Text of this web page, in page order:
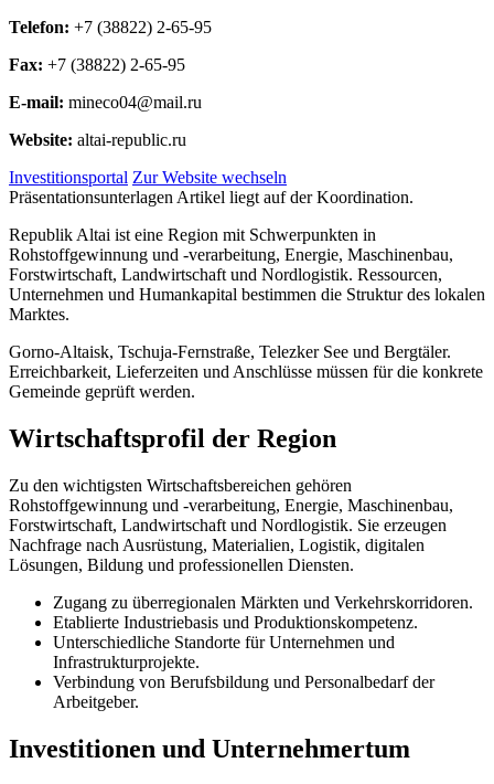
Telefon: +7 (38822) 2-65-95
Fax: +7 (38822) 2-65-95
E-mail: mineco04@mail.ru
Website: altai-republic.ru
Investitionsportal Zur Website wechseln
Präsentationsunterlagen Artikel liegt auf der Koordination.
Republik Altai ist eine Region mit Schwerpunkten in
Rohstoffgewinnung und -verarbeitung, Energie, Maschinenbau,
Forstwirtschaft, Landwirtschaft und Nordlogistik. Ressourcen,
Unternehmen und Humankapital bestimmen die Struktur des lokalen
Marktes.
Gorno-Altaisk, Tschuja-Fernstraße, Telezker See und Bergtäler.
Erreichbarkeit, Lieferzeiten und Anschlüsse müssen für die konkrete
Gemeinde geprüft werden.
Wirtschaftsprofil der Region
Zu den wichtigsten Wirtschaftsbereichen gehören
Rohstoffgewinnung und -verarbeitung, Energie, Maschinenbau,
Forstwirtschaft, Landwirtschaft und Nordlogistik. Sie erzeugen
Nachfrage nach Ausrüstung, Materialien, Logistik, digitalen
Lösungen, Bildung und professionellen Diensten.
Zugang zu überregionalen Märkten und Verkehrskorridoren.
Etablierte Industriebasis und Produktionskompetenz.
Unterschiedliche Standorte für Unternehmen und
Infrastrukturprojekte.
Verbindung von Berufsbildung und Personalbedarf der
Arbeitgeber.
Investitionen und Unternehmertum